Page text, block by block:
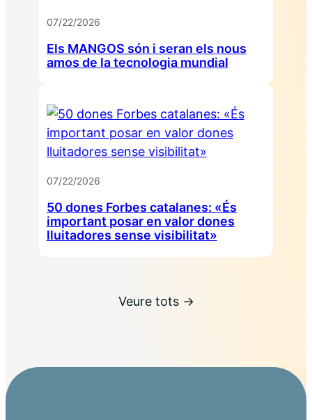
07/22/2026
Els MANGOS són i seran els nous
amos de la tecnologia mundial
07/22/2026
50 dones Forbes catalanes: «És
important posar en valor dones
lluitadores sense visibilitat»
Veure tots →